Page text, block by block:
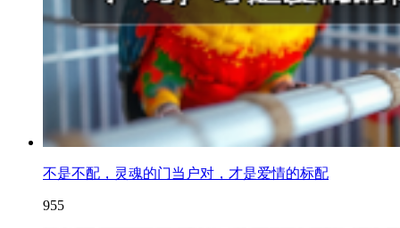
不是不配，灵魂的门当户对，才是爱情的标配
955